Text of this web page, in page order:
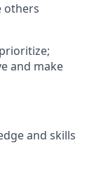
others
and make
and skills